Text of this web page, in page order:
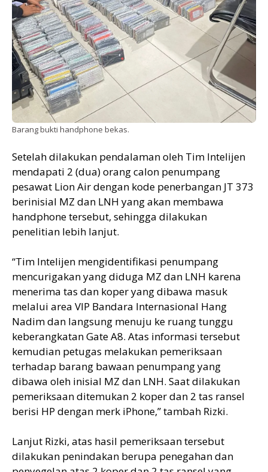
Barang bukti handphone bekas.
Setelah dilakukan pendalaman oleh Tim Intelijen
mendapati 2 (dua) orang calon penumpang
pesawat Lion Air dengan kode penerbangan JT 373
berinisial MZ dan LNH yang akan membawa
handphone tersebut, sehingga dilakukan
penelitian lebih lanjut.
“Tim Intelijen mengidentifikasi penumpang
mencurigakan yang diduga MZ dan LNH karena
menerima tas dan koper yang dibawa masuk
melalui area VIP Bandara Internasional Hang
Nadim dan langsung menuju ke ruang tunggu
keberangkatan Gate A8. Atas informasi tersebut
kemudian petugas melakukan pemeriksaan
terhadap barang bawaan penumpang yang
dibawa oleh inisial MZ dan LNH. Saat dilakukan
pemeriksaan ditemukan 2 koper dan 2 tas ransel
berisi HP dengan merk iPhone,” tambah Rizki.
Lanjut Rizki, atas hasil pemeriksaan tersebut
dilakukan penindakan berupa penegahan dan